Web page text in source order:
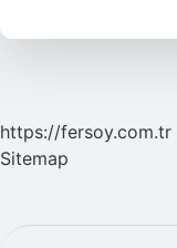
https://fersoy.com.tr
Sitemap